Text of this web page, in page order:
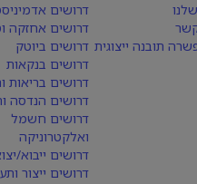
תובנה ייצוגית
דרושים
דרושים אחזקה
דרושים ביוטק
דרושים בנקאות
דרושים בריאות
דרושים הנדסה
דרושים חשמל
ואלקטרוניקה
דרושים ייבוא/
דרושים ייצור